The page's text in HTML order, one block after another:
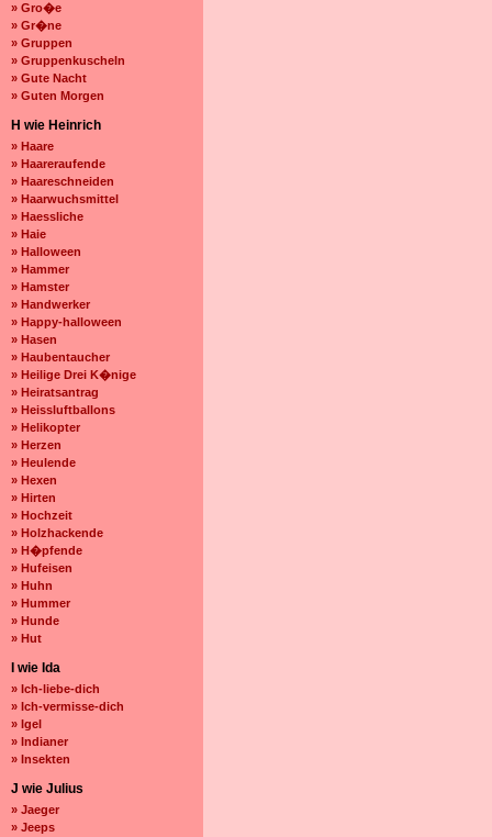
» Gro�e
» Gr�ne
» Gruppen
» Gruppenkuscheln
» Gute Nacht
» Guten Morgen
H wie Heinrich
» Haare
» Haareraufende
» Haareschneiden
» Haarwuchsmittel
» Haessliche
» Haie
» Halloween
» Hammer
» Hamster
» Handwerker
» Happy-halloween
» Hasen
» Haubentaucher
» Heilige Drei K�nige
» Heiratsantrag
» Heissluftballons
» Helikopter
» Herzen
» Heulende
» Hexen
» Hirten
» Hochzeit
» Holzhackende
» H�pfende
» Hufeisen
» Huhn
» Hummer
» Hunde
» Hut
I wie Ida
» Ich-liebe-dich
» Ich-vermisse-dich
» Igel
» Indianer
» Insekten
J wie Julius
» Jaeger
» Jeeps